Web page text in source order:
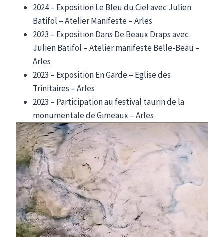
2024 – Exposition Le Bleu du Ciel avec Julien
Batifol – Atelier Manifeste – Arles
2023 – Exposition Dans De Beaux Draps avec
Julien Batifol – Atelier manifeste Belle-Beau –
Arles
2023 – Exposition En Garde – Eglise des
Trinitaires – Arles
2023 – Participation au festival taurin de la
monumentale de Gimeaux – Arles